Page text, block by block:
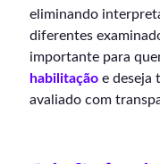
eliminando
diferentes
importante para
habilitação e deseja
avaliado com